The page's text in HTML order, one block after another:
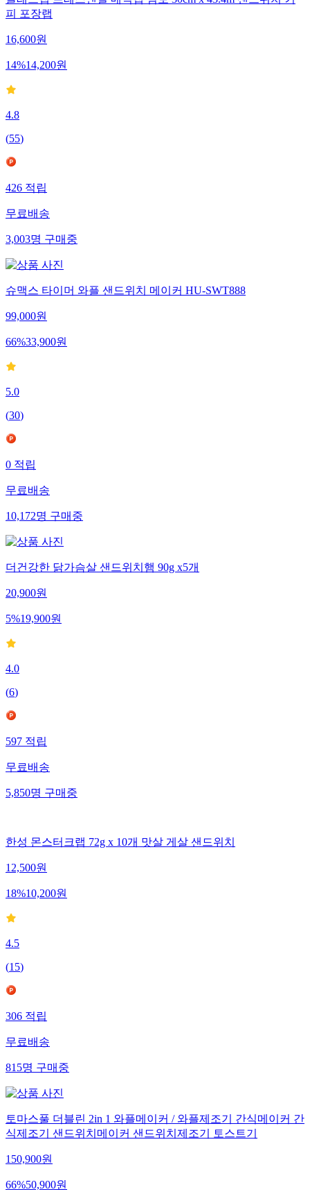
피 포장랩
16,600원
14%14,200원
4.8
(55)
426적립
무료배송
3,003명구매중
슈맥스 타이머 와플 샌드위치 메이커 HU-SWT888
99,000원
66%33,900원
5.0
(30)
0적립
무료배송
10,172명구매중
더건강한 닭가슴살 샌드위치햄 90g x5개
20,900원
5%19,900원
4.0
(6)
597적립
무료배송
5,850명구매중
한성 몬스터크랩 72g x 10개 맛살 게살 샌드위치
12,500원
18%10,200원
4.5
(15)
306적립
무료배송
815명구매중
토마스풀 더블린 2in 1 와플메이커 / 와플제조기 간식메이커 간
식제조기 샌드위치메이커 샌드위치제조기 토스트기
150,900원
66%50,900원